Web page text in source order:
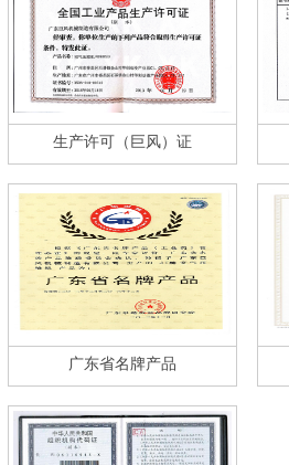
生产许可（巨风）证
广东省名牌产品